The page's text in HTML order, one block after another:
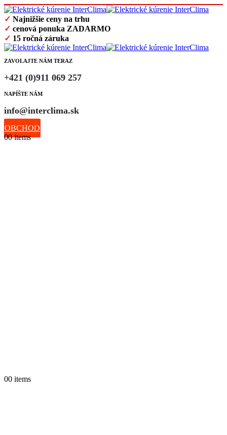
✓ Najnižšie ceny na trhu
✓ cenová ponuka ZADARMO
✓ 15 ročná záruka
ZAVOLAJTE NÁM TERAZ
+421 (0)911 069 257
NAPÍŠTE NÁM
info@interclima.sk
OBCHOD
00 items
00 items